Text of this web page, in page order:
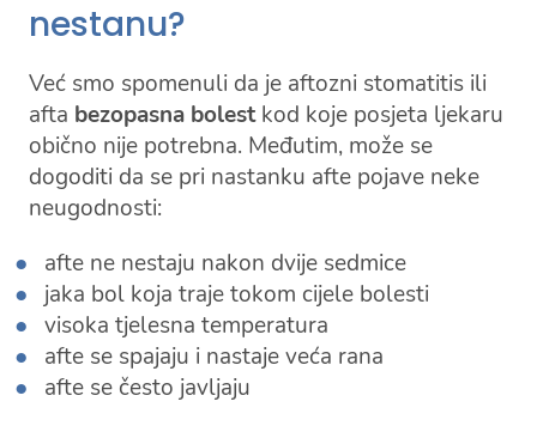
nestanu?
Već smo spomenuli da je aftozni stomatitis ili
afta bezopasna bolestkod koje posjeta ljekaru
obično nije potrebna. Međutim, može se
dogoditi da se pri nastanku afte pojave neke
neugodnosti:
afte ne nestaju nakon dvije sedmice
jaka bol koja traje tokom cijele bolesti
visoka tjelesna temperatura
afte se spajaju i nastaje veća rana
afte se često javljaju